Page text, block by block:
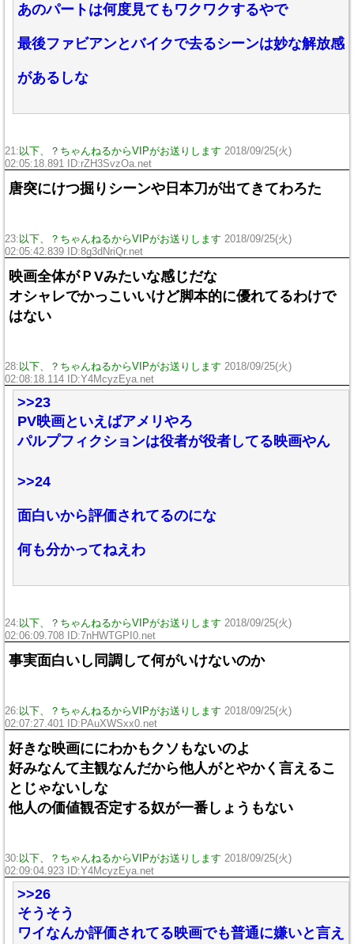
あのパートは何度見てもワクワクするやで
最後ファビアンとバイクで去るシーンは妙な解放感
があるしな
21: 以下、？ちゃんねるからVIPがお送りします 2018/09/25(火)
02:05:18.891 ID:rZH3SvzOa.net
唐突にけつ掘りシーンや日本刀が出てきてわろた
23: 以下、？ちゃんねるからVIPがお送りします 2018/09/25(火)
02:05:42.839 ID:8g3dNriQr.net
映画全体がＰVみたいな感じだな
オシャレでかっこいいけど脚本的に優れてるわけで
はない
28: 以下、？ちゃんねるからVIPがお送りします 2018/09/25(火)
02:08:18.114 ID:Y4McyzEya.net
>>23
PV映画といえばアメリやろ
パルプフィクションは役者が役者してる映画やん
>>24
面白いから評価されてるのにな
何も分かってねえわ
24: 以下、？ちゃんねるからVIPがお送りします 2018/09/25(火)
02:06:09.708 ID:7nHWTGPI0.net
事実面白いし同調して何がいけないのか
26: 以下、？ちゃんねるからVIPがお送りします 2018/09/25(火)
02:07:27.401 ID:PAuXWSxx0.net
好きな映画ににわかもクソもないのよ
好みなんて主観なんだから他人がとやかく言えるこ
とじゃないしな
他人の価値観否定する奴が一番しょうもない
30: 以下、？ちゃんねるからVIPがお送りします 2018/09/25(火)
02:09:04.923 ID:Y4McyzEya.net
>>26
そうそう
ワイなんか評価されてる映画でも普通に嫌いと言え